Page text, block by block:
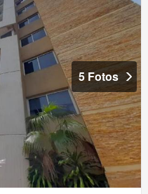
5 Fotos